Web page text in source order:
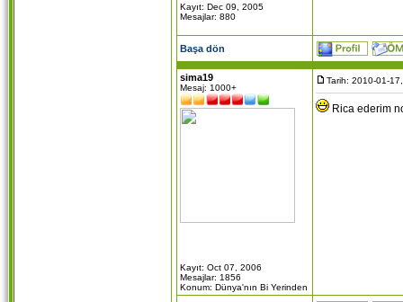
Kayıt: Dec 09, 2005
Mesajlar: 880
Başa dön
sima19
Mesaj: 1000+
Kayıt: Oct 07, 2006
Mesajlar: 1856
Konum: Dünya'nın Bi Yerinden
Tarih: 2010-01-
Rica ederim